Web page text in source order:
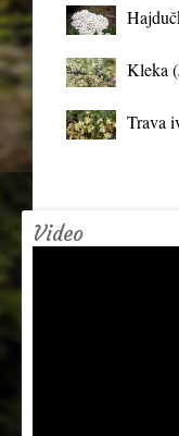
Kleka
Trava
Video